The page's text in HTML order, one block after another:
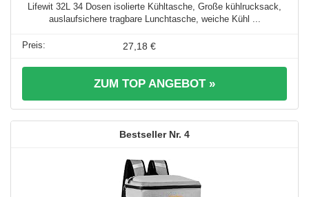
Lifewit 32L 34 Dosen isolierte Kühltasche, Große kühlrucksack,
auslaufsichere tragbare Lunchtasche, weiche Kühl ...
27,18 €
ZUM TOP ANGEBOT »
4